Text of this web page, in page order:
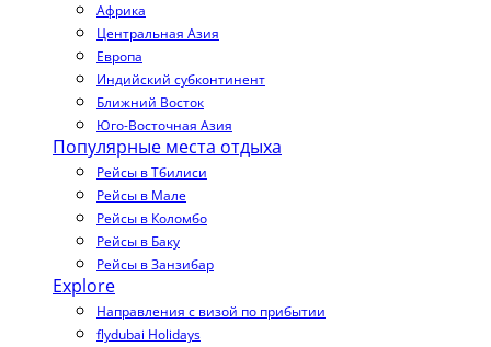
Африка
Центральная Азия
Европа
Индийский субконтинент
Ближний Восток
Юго-Восточная Азия
Популярные места отдыха
Рейсы в Тбилиси
Рейсы в Мале
Рейсы в Коломбо
Рейсы в Баку
Рейсы в Занзибар
Explore
Направления с визой по прибытии
flydubai Holidays